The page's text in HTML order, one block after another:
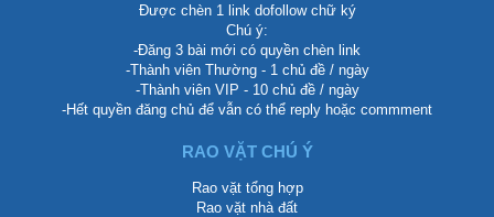
Được chèn 1 link dofollow chữ ký
Chú ý:
-Đăng 3 bài mới có quyền chèn link
-Thành viên Thường - 1 chủ đề / ngày
-Thành viên VIP - 10 chủ đề / ngày
-Hết quyền đăng chủ để vẫn có thể reply hoặc commment
RAO VẶT CHÚ Ý
Rao vặt tổng hợp
Rao vặt nhà đất